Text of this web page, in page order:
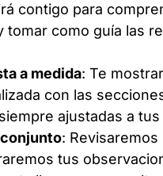
contigo para
tomar como guía las
a medida: Te
con las
ajustadas a
:
tus